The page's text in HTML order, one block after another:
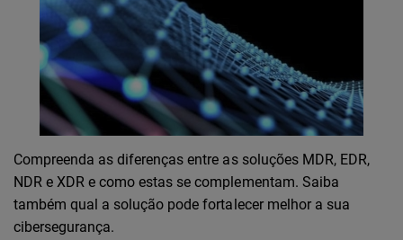
Compreenda as diferenças entre as soluções MDR, EDR,
NDR e XDR e como estas se complementam. Saiba
também qual a solução pode fortalecer melhor a sua
cibersegurança.